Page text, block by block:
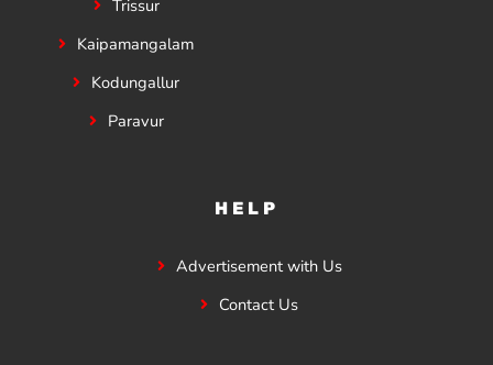
Trissur
Kaipamangalam
Kodungallur
Paravur
HELP
Advertisement with Us
Contact Us